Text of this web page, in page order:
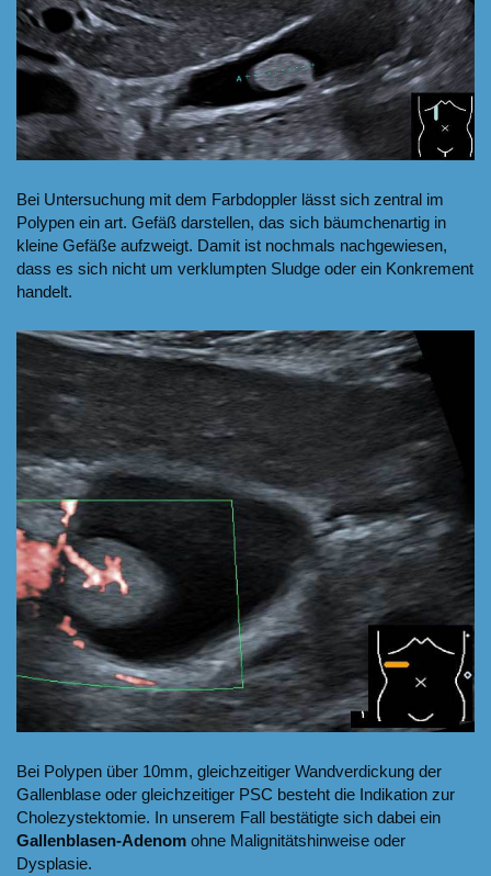
Bei Untersuchung mit dem Farbdoppler lässt sich zentral im
Polypen ein art. Gefäß darstellen, das sich bäumchenartig in
kleine Gefäße aufzweigt. Damit ist nochmals nachgewiesen,
dass es sich nicht um verklumpten Sludge oder ein Konkrement
handelt.
Bei Polypen über 10mm, gleichzeitiger Wandverdickung der
Gallenblase oder gleichzeitiger PSC besteht die Indikation zur
Cholezystektomie. In unserem Fall bestätigte sich dabei ein
Gallenblasen-Adenom ohne Malignitätshinweise oder
Dysplasie.